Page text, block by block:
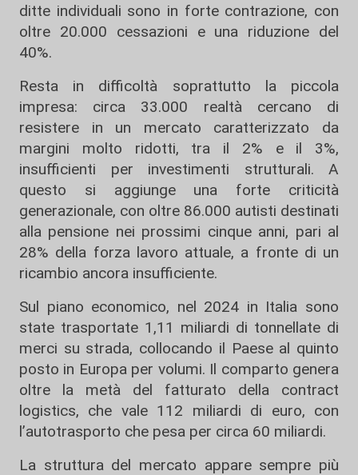
ditte individuali sono in forte contrazione, con
oltre 20.000 cessazioni e una riduzione del
40%.
Resta in difficoltà soprattutto la piccola
impresa: circa 33.000 realtà cercano di
resistere in un mercato caratterizzato da
margini molto ridotti, tra il 2% e il 3%,
insufficienti per investimenti strutturali. A
questo si aggiunge una forte criticità
generazionale, con oltre 86.000 autisti destinati
alla pensione nei prossimi cinque anni, pari al
28% della forza lavoro attuale, a fronte di un
ricambio ancora insufficiente.
Sul piano economico, nel 2024 in Italia sono
state trasportate 1,11 miliardi di tonnellate di
merci su strada, collocando il Paese al quinto
posto in Europa per volumi. Il comparto genera
oltre la metà del fatturato della contract
logistics, che vale 112 miliardi di euro, con
l’autotrasporto che pesa per circa 60 miliardi.
La struttura del mercato appare sempre più